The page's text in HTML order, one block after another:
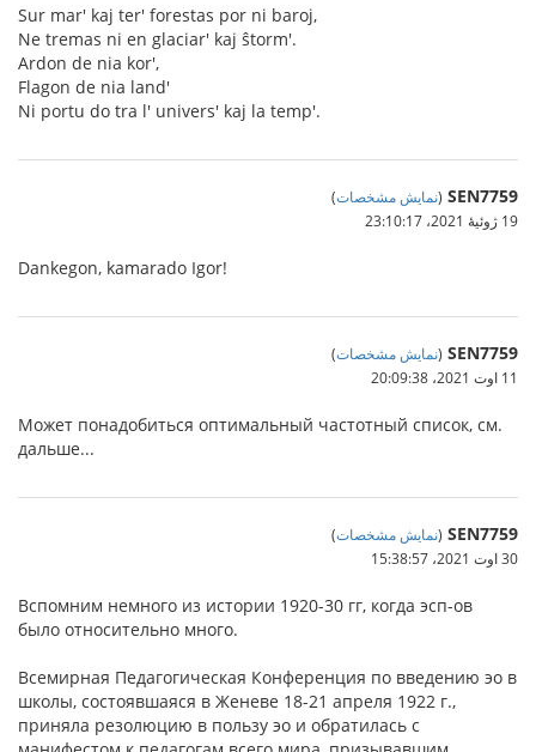
Sur mar' kaj ter' forestas por ni baroj,
Ne tremas ni en glaciar' kaj ŝtorm'.
Ardon de nia kor',
Flagon de nia land'
Ni portu do tra l' univers' kaj la temp'.
SEN7759
(نمایش مشخصات)
19 ژوئیهٔ 2021،‏ 23:10:17
Dankegon, kamarado Igor!
SEN7759
(نمایش مشخصات)
11 اوت 2021،‏ 20:09:38
Может понадобиться оптимальный частотный список, см.
дальше...
SEN7759
(نمایش مشخصات)
30 اوت 2021،‏ 15:38:57
Вспомним немного из истории 1920-30 гг, когда эсп-ов
было относительно много.
Всемирная Педагогическая Конференция по введению эо в
школы, состоявшаяся в Женеве 18-21 апреля 1922 г.,
приняла резолюцию в пользу эо и обратилась с